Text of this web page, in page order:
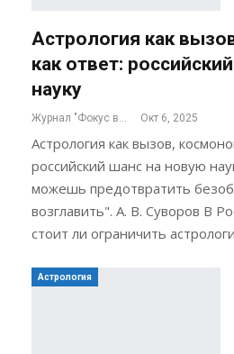
Астрология как
как ответ:
науку
Журнал "Фокус внимания" Окт 6, 2025
Астрология как вызов,
российский шанс на новую
можешь предотвратить
возглавить". А. В. Суворов В
стоит ли ограничить
Астрология